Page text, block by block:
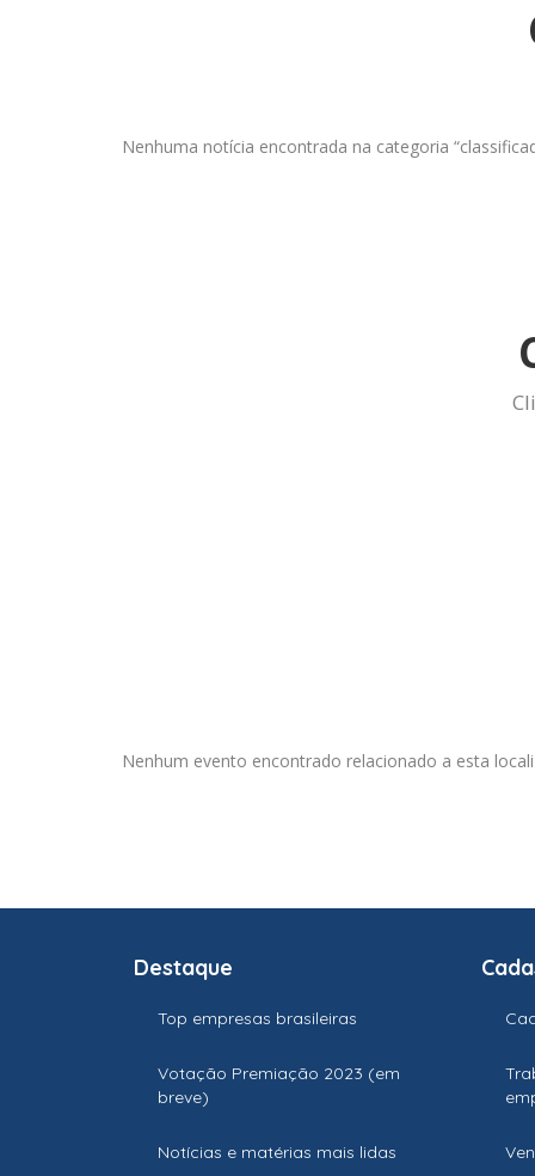
Nenhuma notícia encontrada na categoria
Nenhum evento encontrado relacionado a esta
Destaque
Top empresas brasileiras
Votação Premiação 2023 (em
breve)
Notícias e matérias mais lidas